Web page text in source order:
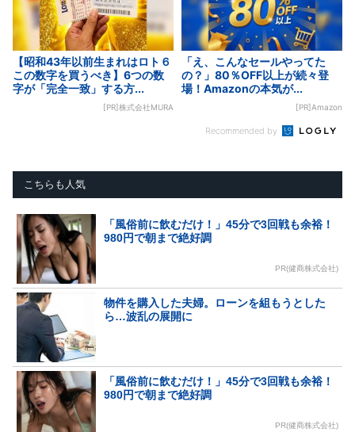
【昭和43年以前生まれはロト６
この数字を買うべき】6つの数
字が「完全一致」する方...
[PR]株式会社MURA
「え、こんなセールやってた
の？」80％OFF以上が続々登
場！Amazonの本気が...
[PR]Amazon
Recommended by
こちらも人気
「風俗前に飲むだけ！」45分で3回戦も余裕！
980円で朝まで絶好調
PR(健商株式会社)
物件を購入した夫婦。ローンを組もうとした
ら…波乱の展開に
「風俗前に飲むだけ！」45分で3回戦も余裕！
980円で朝まで絶好調
PR(健商株式会社)